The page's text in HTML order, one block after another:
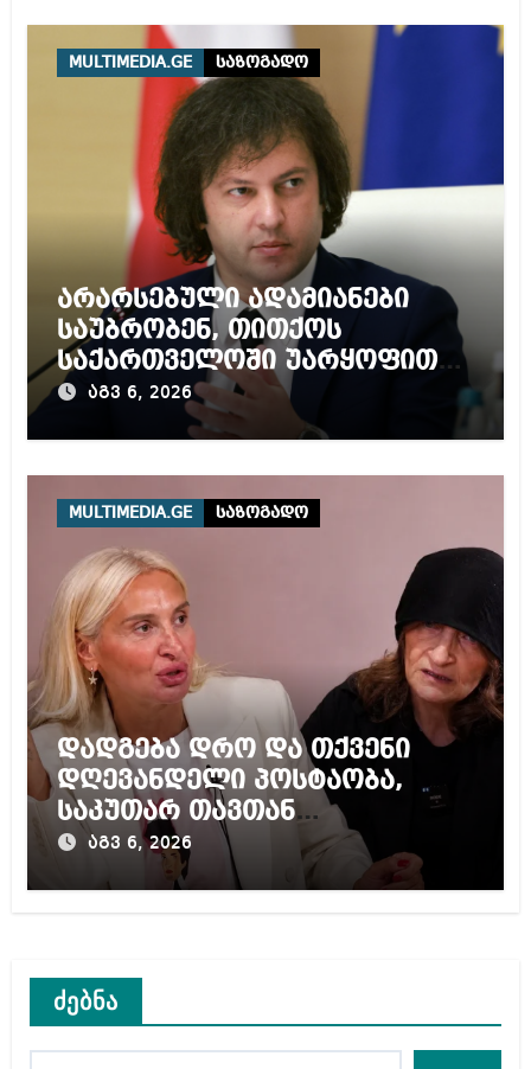
MULTIMEDIA.GE საზოგადო
არარსებული ადამიანები
საუბრობენ, თითქოს
საქართველოში უარყოფითი
გარემოა შექმნილი რუსი
ტურისტებისთვის, ჩვენი კარი
აგვ 6, 2026
MULTIMEDIA.GE საზოგადო
დადგება დრო და თქვენი
დღევანდელი პოსტაობა,
საკუთარ თავთან
შეგარცხვენთ – ეკა კუპატაძე
ნანუკა ჟორჟოლიანს
აგვ 6, 2026
ძებნა